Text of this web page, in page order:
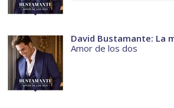
David Bustamante: La
Amor de los dos